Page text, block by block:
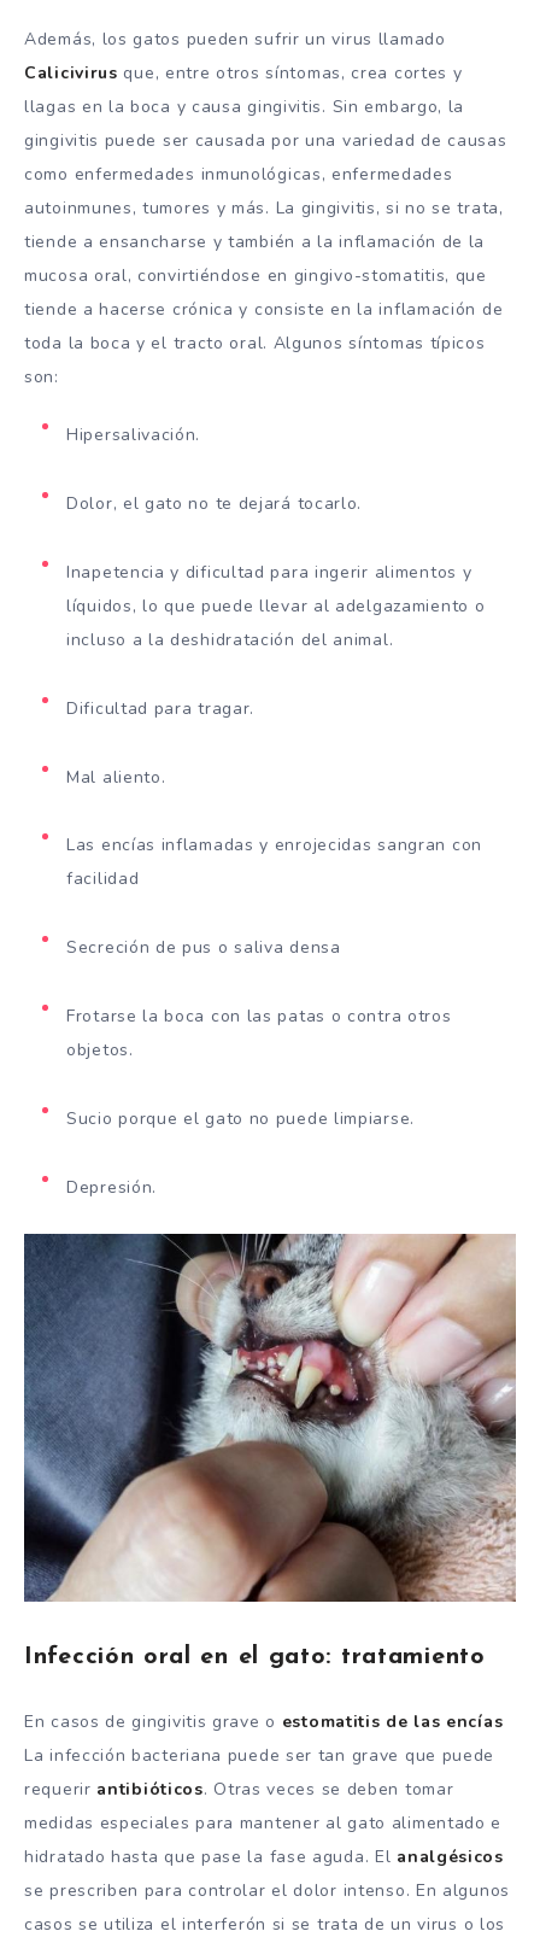
Además, los gatos pueden sufrir un virus llamado
Calicivirus que, entre otros síntomas, crea cortes y
llagas en la boca y causa gingivitis. Sin embargo, la
gingivitis puede ser causada por una variedad de causas
como enfermedades inmunológicas, enfermedades
autoinmunes, tumores y más. La gingivitis, si no se trata,
tiende a ensancharse y también a la inflamación de la
mucosa oral, convirtiéndose en gingivo-stomatitis, que
tiende a hacerse crónica y consiste en la inflamación de
toda la boca y el tracto oral. Algunos síntomas típicos
son:
Hipersalivación.
Dolor, el gato no te dejará tocarlo.
Inapetencia y dificultad para ingerir alimentos y
líquidos, lo que puede llevar al adelgazamiento o
incluso a la deshidratación del animal.
Dificultad para tragar.
Mal aliento.
Las encías inflamadas y enrojecidas sangran con
facilidad
Secreción de pus o saliva densa
Frotarse la boca con las patas o contra otros
objetos.
Sucio porque el gato no puede limpiarse.
Depresión.
Infección oral en el gato: tratamiento
En casos de gingivitis grave o estomatitis de las encías
La infección bacteriana puede ser tan grave que puede
requerir antibióticos. Otras veces se deben tomar
medidas especiales para mantener al gato alimentado e
hidratado hasta que pase la fase aguda. El analgésicos
se prescriben para controlar el dolor intenso. En algunos
casos se utiliza el interferón si se trata de un virus o los